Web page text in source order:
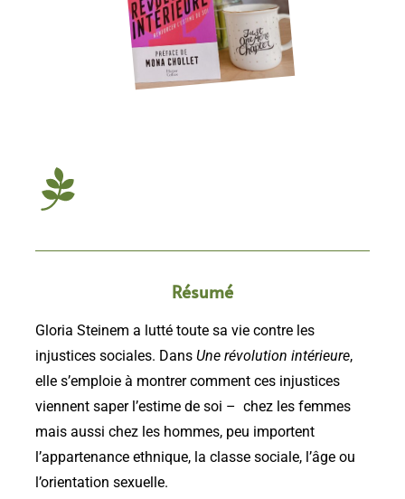
Résumé
Gloria Steinem a lutté toute sa vie contre les
injustices sociales. Dans Une révolution intérieure,
elle s’emploie à montrer comment ces injustices
viennent saper l’estime de soi – chez les femmes
mais aussi chez les hommes, peu importent
l’appartenance ethnique, la classe sociale, l’âge ou
l’orientation sexuelle.